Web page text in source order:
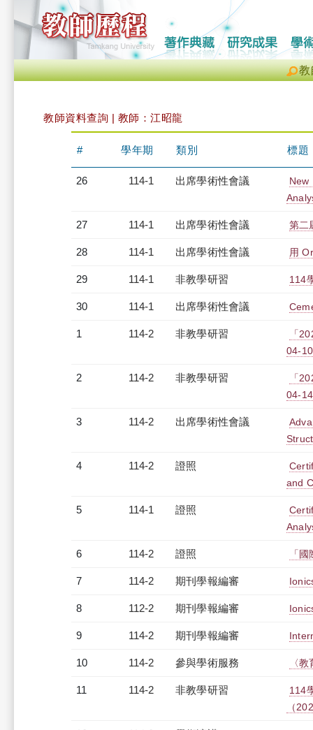
教
教師資料查詢 | 教師：江昭龍
# 學年期 類別 標題
26 114-1 出席學術性會議
New
27 114-1 出席學術性會議 第二
28 114-1 出席學術性會議 用
29 114-1 非教學研習 114
30 114-1 出席學術性會議
1 114-2 非教學研習
「
04-
2 114-2 非教學研習
「
04-
3 114-2 出席學術性會議
4 114-2 證照
and
5 114-1 證照
6 114-2 證照 「
7 114-2 期刊學報編審
8 112-2 期刊學報編審
9 114-2 期刊學報編審
10 114-2 參與學術服務 〈
11 114-2 非教學研習
114
（